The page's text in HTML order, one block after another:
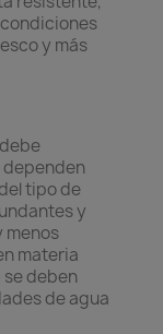
y más
tipo de
y
menos
materia
deben
de agua